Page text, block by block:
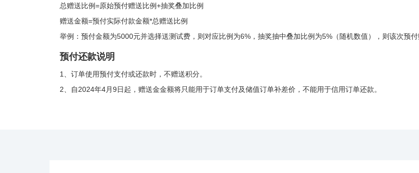
总赠送比例=原始预付赠送比例+抽奖叠加比例
赠送金额=预付实际付款金额*总赠送比例
举例：预付金额为5000元并选择送测试费，则对应比例为6%，抽奖抽中叠加比例为5%（随机数值），则该次预
预付还款说明
1、订单使用预付支付或还款时，不赠送积分。
2、自2024年4月9日起，赠送金金额将只能用于订单支付及储值订单补差价，不能用于信用订单还款。